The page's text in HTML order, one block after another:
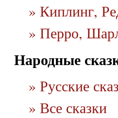
» Киплинг,
» Перро,
Народные
» Русские
» Все сказки